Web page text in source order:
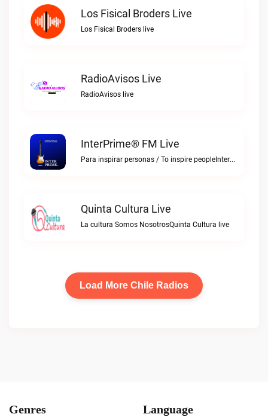
Los Fisical Broders Live
Los Fisical Broders live
RadioAvisos Live
RadioAvisos live
InterPrime® FM Live
Para inspirar personas / To inspire peopleInterPrime® FM live
Quinta Cultura Live
La cultura Somos NosotrosQuinta Cultura live
Load More Chile Radios
Genres Language